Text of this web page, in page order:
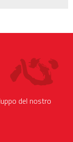
del nostro